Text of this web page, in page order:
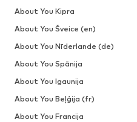
About You Kipra
About You Šveice (en)
About You Nīderlande (de)
About You Spānija
About You Igaunija
About You Beļģija (fr)
About You Francija